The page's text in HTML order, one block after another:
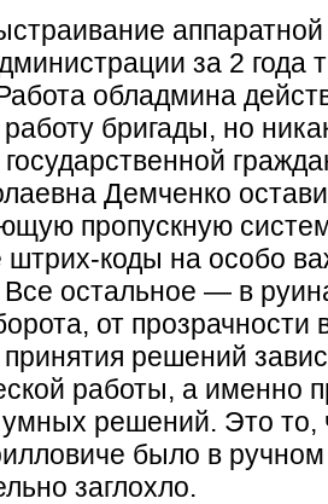
аппаратной
за 2 года
обладмина
бригады, но
государственной
Демченко
пропускную
штрих-коды на особо
остальное — в
от прозрачности
решений
работы, а именно
решений. Это то,
было в
заглохло.